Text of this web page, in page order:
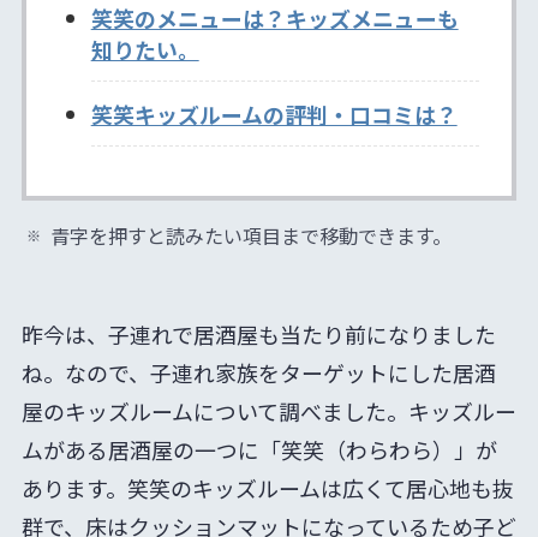
笑笑のメニューは？キッズメニューも
知りたい。
笑笑キッズルームの評判・口コミは？
青字を押すと読みたい項目まで移動できます。
昨今は、子連れで居酒屋も当たり前になりました
ね。なので、子連れ家族をターゲットにした居酒
屋のキッズルームについて調べました。キッズルー
ムがある居酒屋の一つに「笑笑（わらわら）」が
あります。笑笑のキッズルームは広くて居心地も抜
群で、床はクッションマットになっているため子ど